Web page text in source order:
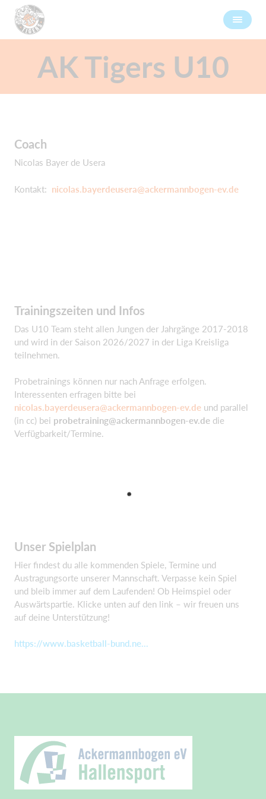
AK Tigers U10
Coach
Nicolas Bayer de Usera
Kontakt: nicolas.bayerdeusera@ackermannbogen-ev.de
Trainingszeiten und Infos
Das U10 Team steht allen Jungen der Jahrgänge 2017-2018
und wird in der Saison 2026/2027 in der Liga Kreisliga
teilnehmen.
Probetrainings können nur nach Anfrage erfolgen.
Interessenten erfragen bitte bei
nicolas.bayerdeusera@ackermannbogen-ev.de und parallel
(in cc) bei probetraining@ackermannbogen-ev.de die
Verfügbarkeit/Termine.
Unser Spielplan
Hier findest du alle kommenden Spiele, Termine und
Austragungsorte unserer Mannschaft. Verpasse kein Spiel
und bleib immer auf dem Laufenden! Ob Heimspiel oder
Auswärtspartie. Klicke unten auf den link – wir freuen uns
auf deine Unterstützung!
https://www.basketball-bund.ne...